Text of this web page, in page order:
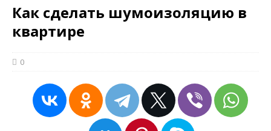
Как сделать шумоизоляцию в
квартире
0